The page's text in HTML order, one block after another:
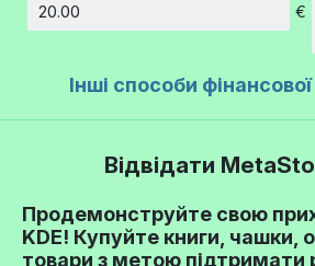
€
Інші способи
Відвідати
Продемонструйте свою
KDE! Купуйте книги, чашки,
товари з метою підтримати